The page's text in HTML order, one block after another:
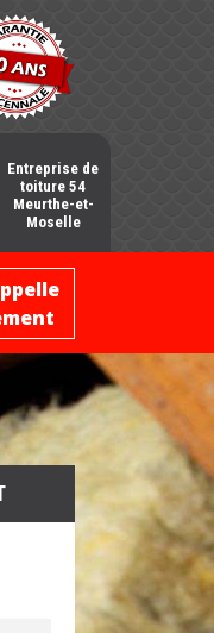
Entreprise de
toiture 54
Meurthe-et-
Moselle